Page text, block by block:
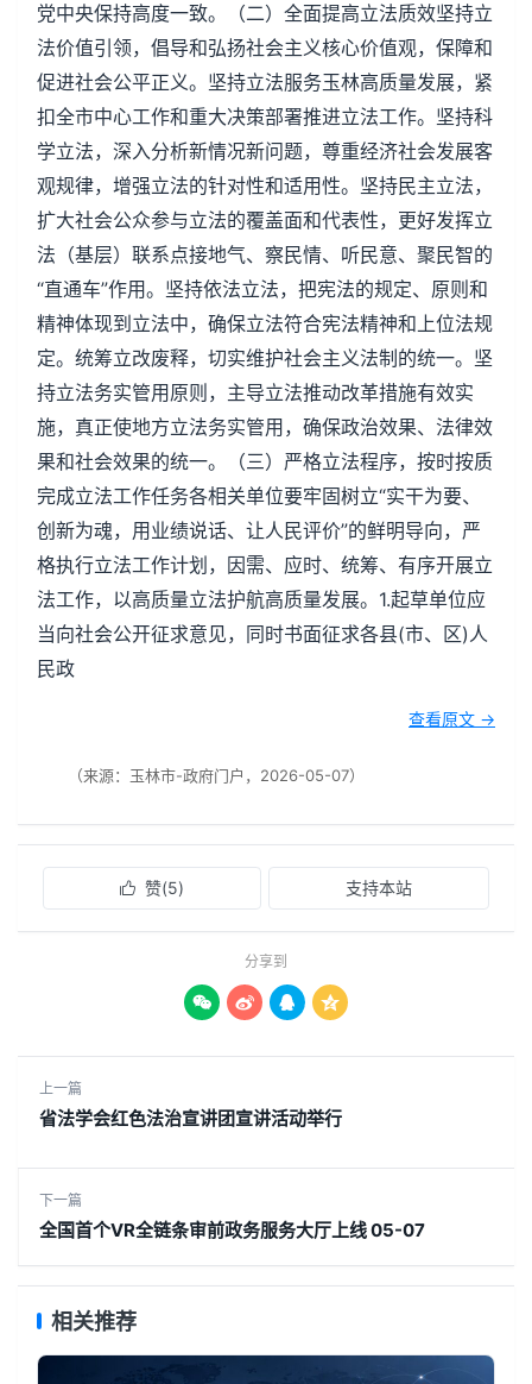
党中央保持高度一致。（二）全面提高立法质效坚持立
法价值引领，倡导和弘扬社会主义核心价值观，保障和
促进社会公平正义。坚持立法服务玉林高质量发展，紧
扣全市中心工作和重大决策部署推进立法工作。坚持科
学立法，深入分析新情况新问题，尊重经济社会发展客
观规律，增强立法的针对性和适用性。坚持民主立法，
扩大社会公众参与立法的覆盖面和代表性，更好发挥立
法（基层）联系点接地气、察民情、听民意、聚民智的
“直通车”作用。坚持依法立法，把宪法的规定、原则和
精神体现到立法中，确保立法符合宪法精神和上位法规
定。统筹立改废释，切实维护社会主义法制的统一。坚
持立法务实管用原则，主导立法推动改革措施有效实
施，真正使地方立法务实管用，确保政治效果、法律效
果和社会效果的统一。（三）严格立法程序，按时按质
完成立法工作任务各相关单位要牢固树立“实干为要、
创新为魂，用业绩说话、让人民评价”的鲜明导向，严
格执行立法工作计划，因需、应时、统筹、有序开展立
法工作，以高质量立法护航高质量发展。1.起草单位应
当向社会公开征求意见，同时书面征求各县(市、区)人
民政
查看原文 →
（来源：玉林市-政府门户，2026-05-07）
 赞(5) 支持本站
分享到
   
上一篇
省法学会红色法治宣讲团宣讲活动举行
下一篇
全国首个VR全链条审前政务服务大厅上线 05-07
相关推荐